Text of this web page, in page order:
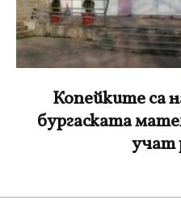
Копейките са
бургаската
учат